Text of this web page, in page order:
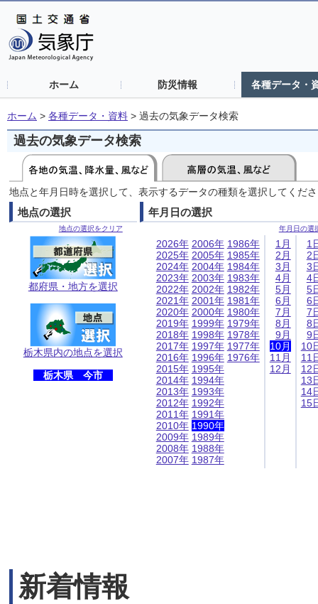
ホーム 防災情報 各種データ・
ホーム > 各種データ・資料 > 過去の気象データ検索
過去の気象データ検索
地点と年月日時を選択して、表示するデータの種類を選択してくだ
地点の選択
地点の選択をクリア
都府県・地方を選択
栃木県内の地点を選択
栃木県 今市
年月日の選択
年月日の選
2026年
2025年
2024年
2023年
2022年
2021年
2020年
2019年
2018年
2017年
2016年
2015年
2014年
2013年
2012年
2011年
2010年
2009年
2008年
2007年
2006年
2005年
2004年
2003年
2002年
2001年
2000年
1999年
1998年
1997年
1996年
1995年
1994年
1993年
1992年
1991年
1990年
1989年
1988年
1987年
1986年
1985年
1984年
1983年
1982年
1981年
1980年
1979年
1978年
1977年
1976年
1月
2月
3月
4月
5月
6月
7月
8月
9月
10月
11月
12月
1
2
3
4
5
6
7
8
9
10
11
12
13
14
15
新着情報